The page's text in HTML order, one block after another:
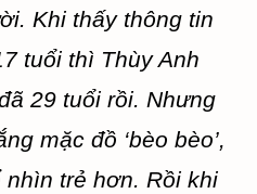
Khi thấy thông tin
tuổi thì Thùy Anh
29 tuổi rồi. Nhưng
mặc đồ ‘bèo bèo’,
trẻ hơn. Rồi khi